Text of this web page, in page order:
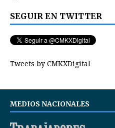
SEGUIR EN TWITTER
Tweets by CMKXDigital
MEDIOS NACIONALES